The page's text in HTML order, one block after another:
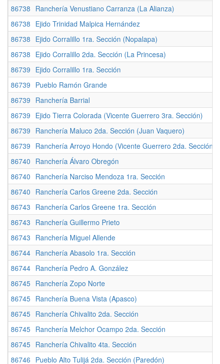
86738 Ranchería Venustiano Carranza (La Alianza)
86738 Ejido Trinidad Malpica Hernández
86738 Ejido Corralillo 1ra. Sección (Nopalapa)
86738 Ejido Corralillo 2da. Sección (La Princesa)
86739 Ejido Corralillo 1ra. Sección
86739 Pueblo Ramón Grande
86739 Ranchería Barrial
86739 Ejido Tierra Colorada (Vicente Guerrero 3ra. Sección)
86739 Ranchería Maluco 2da. Sección (Juan Vaquero)
86739 Ranchería Arroyo Hondo (Vicente Guerrero 2da. Sección)
86740 Ranchería Álvaro Obregón
86740 Ranchería Narciso Mendoza 1ra. Sección
86740 Ranchería Carlos Greene 2da. Sección
86743 Ranchería Carlos Greene 1ra. Sección
86743 Ranchería Guillermo Prieto
86743 Ranchería Miguel Allende
86744 Ranchería Abasolo 1ra. Sección
86744 Ranchería Pedro A. González
86745 Ranchería Zopo Norte
86745 Ranchería Buena Vista (Apasco)
86745 Ranchería Chivalito 2da. Sección
86745 Ranchería Melchor Ocampo 2da. Sección
86745 Ranchería Chivalito 4ta. Sección
86746 Pueblo Alto Tulijá 2da. Sección (Paredón)